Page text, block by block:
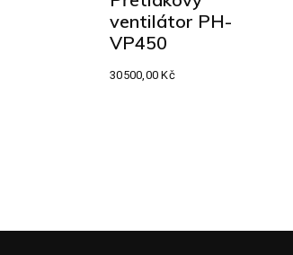
ventilátor PH-
VP450
30500,00Kč